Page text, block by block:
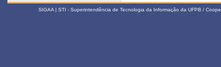
SIGAA | STI - Superintendência de Tecnologia da Informação da UFPB /